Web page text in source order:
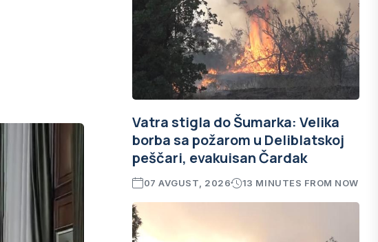
Vatra stigla do Šumarka: Velika
borba sa požarom u Deliblatskoj
peščari, evakuisan Čardak
07 AVGUST, 2026 13 MINUTES FROM NOW